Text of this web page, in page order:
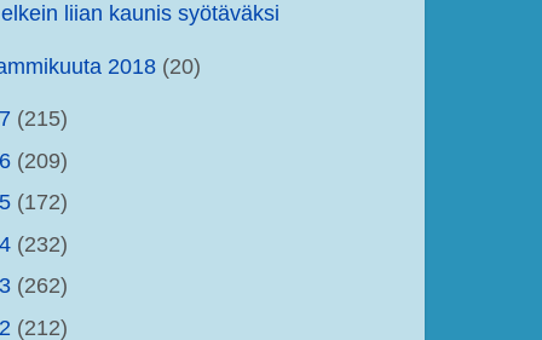
liian kaunis syötäväksi
2018 (20)
(215)
(209)
(172)
(232)
(262)
(212)